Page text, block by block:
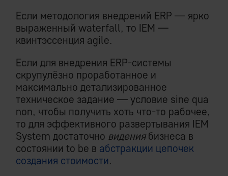
Если методология внедрений ERP — ярко
выраженный waterfall, то IEM —
квинтэссенция agile.
Если для внедрения ERP-системы
скрупулёзно проработанное и
максимально детализированное
техническое задание — условие sine qua
non, чтобы получить хоть что-то рабочее,
то для эффективного развертывания IEM
System достаточно видениябизнеса в
состоянии to be в абстракции цепочек
создания стоимости.